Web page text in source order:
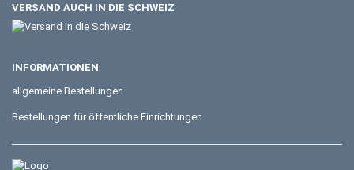
VERSAND AUCH IN DIE SCHWEIZ
INFORMATIONEN
allgemeine Bestellungen
Bestellungen für öffentliche Einrichtungen